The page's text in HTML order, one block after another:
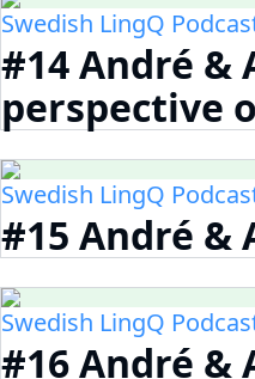
Swedish LingQ
#14 André &
perspective
Swedish LingQ
#15 André &
Swedish LingQ
#16 André &